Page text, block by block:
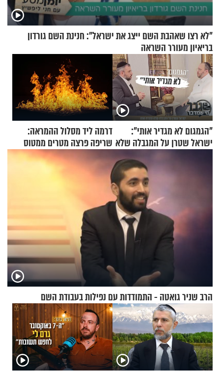
"לא רצו שאהבת השם ייצג את ישראל": חנינת השם גורדון
בריאיון מעורר השראה
"הגמגום לא מגדיר אותי":
ישראל שטרן על המגבלה שלא
עוצרת אותו
דרמה ליד מסלול ההמראה:
שריפה פרצה מטרים ממטוס
מלא בנוסעים
הרב שניר גואטה - התמודדות עם נפילות בעבודת השם